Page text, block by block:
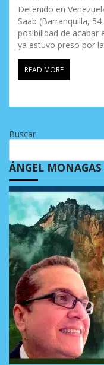
Detenido en
Saab (Barranquilla,
posibilidad de acabar
ya estuvo preso por
READ MORE
Buscar
ÁNGEL MONAGAS